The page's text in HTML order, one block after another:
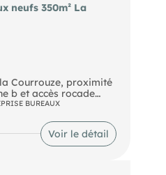
neufs 350m² La
Courrouze, proximité
b et accès rocade
NEUF à usage de
incluses (soit 321
aménagés,
de pompe à chaleur,
BUREAUX
Voir le détail